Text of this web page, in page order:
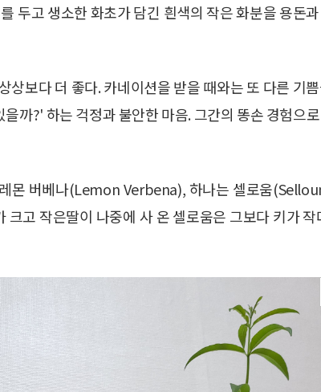
두고 생소한 화초가 담긴 흰색의 작은 화분을 용돈
상보다 더 좋다. 카네이션을 받을 때와는 또 다른 기
까?' 하는 걱정과 불안한 마음. 그간의 똥손 경험으
몬 버베나(Lemon Verbena), 하나는 셀로움
고 작은딸이 나중에 사 온 셀로움은 그보다 키가 작